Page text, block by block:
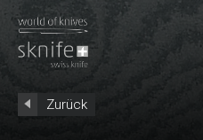
Zurück